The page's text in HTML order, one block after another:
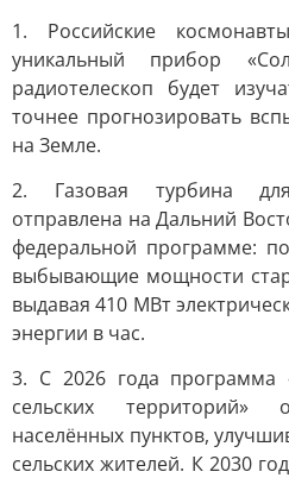
1. Российские
уникальный прибор
радиотелескоп будет
точнее прогнозировать
на Земле.
2. Газовая турбина
отправлена на Дальний
федеральной программе:
выбывающие мощности
выдавая 410 МВт
энергии в час.
3. С 2026 года программа
сельских территорий»
населённых пунктов,
сельских жителей. К 2030